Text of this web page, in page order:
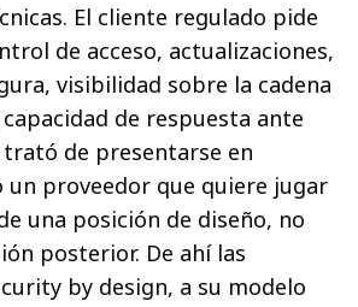
El cliente regulado pide
de acceso, actualizaciones,
visibilidad sobre la cadena
de respuesta ante
de presentarse en
un proveedor que quiere jugar
una posición de diseño, no
posterior. De ahí las
by design, a su modelo